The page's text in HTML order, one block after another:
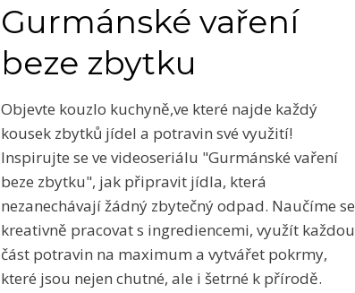
Gurmánské vaření
beze zbytku
Objevte kouzlo kuchyně,ve které najde každý
kousek zbytků jídel a potravin své využití!
Inspirujte se ve videoseriálu "Gurmánské vaření
beze zbytku", jak připravit jídla, která
nezanechávají žádný zbytečný odpad. Naučíme se
kreativně pracovat s ingrediencemi, využít každou
část potravin na maximum a vytvářet pokrmy,
které jsou nejen chutné, ale i šetrné k přírodě.